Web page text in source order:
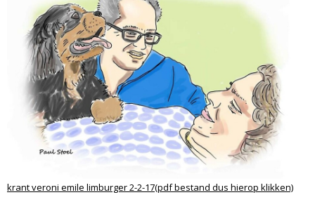
krant veroni emile limburger 2-2-17(pdf bestand dus hierop klikken)